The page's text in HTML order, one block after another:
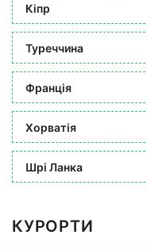
Кіпр
Туреччина
Франція
Хорватія
Шрі Ланка
КУРОРТИ